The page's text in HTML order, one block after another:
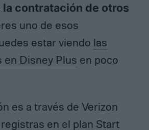
contratación de otros
uno de esos
estar viendo las
Disney Plus en poco
es a través de Verizon
en el plan Start